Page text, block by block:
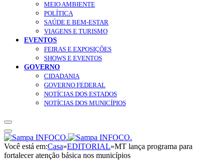
MEIO AMBIENTE
POLÍTICA
SAÚDE E BEM-ESTAR
VIAGENS E TURISMO
EVENTOS
FEIRAS E EXPOSIÇÕES
SHOWS E EVENTOS
GOVERNO
CIDADANIA
GOVERNO FEDERAL
NOTÍCIAS DOS ESTADOS
NOTÍCIAS DOS MUNICÍPIOS
Você está em:Casa»EDITORIAL»MT lança programa para
fortalecer atenção básica nos municípios